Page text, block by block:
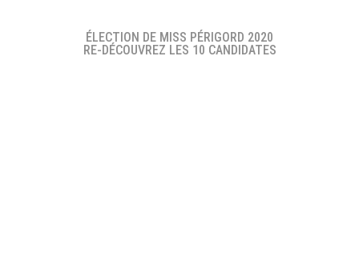
ÉLECTION DE MISS PÉRIGORD 2020
RE-DÉCOUVREZ LES 10 CANDIDATES